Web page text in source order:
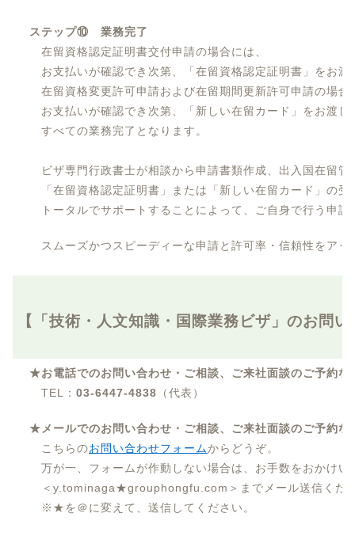
ステップ⑩ 業務完了
在留資格認定証明書交付申請の場合には、
お支払いが確認でき次第、「在留資格認定証明書」をお渡
在留資格変更許可申請および在留期間更新許可申請の場合
お支払いが確認でき次第、「新しい在留カード」をお渡し
すべての業務完了となります。
ビザ専門行政書士が相談から申請書類作成、出入国在留管
「在留資格認定証明書」または「新しい在留カード」の受
トータルでサポートすることによって、ご自身で行う申請
スムーズかつスピーディーな申請と許可率・信頼性をアッ
【「技術・人文知識・国際業務ビザ」のお問
★お電話でのお問い合わせ・ご相談、ご来社面談のご予約な
TEL： 03-6447-4838 （代表）
★メールでのお問い合わせ・ご相談、ご来社面談のご予約な
こちらのお問い合わせフォームからどうぞ。
万が一、フォームが作動しない場合は、お手数をおかけい
＜y.tominaga★grouphongfu.com＞までメール送信くだ
※★を＠に変えて、送信してください。